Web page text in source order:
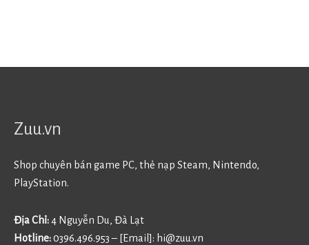
Zuu.vn
Shop chuyên bán game PC, thẻ nạp Steam, Nintendo,
PlayStation.
Địa Chỉ:4 Nguyễn Du, Đà Lạt
Hotline:0396.496.953 – [Email]: hi@zuu.vn